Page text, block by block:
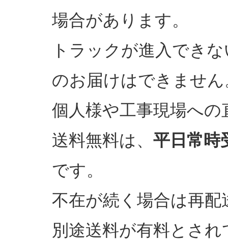
場合があります。
トラックが進入でき
のお届けはできません
個人様や工事現場へ
送料無料は、 平日常時
です。
不在が続く場合は再
別途送料が有料とさ